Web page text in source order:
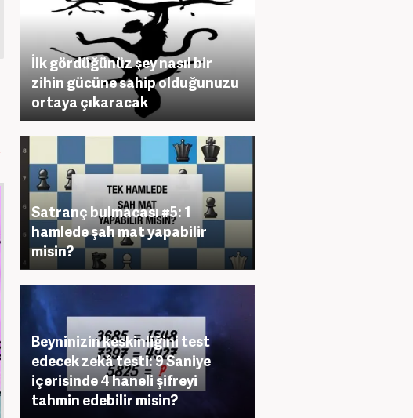
İlk gördüğünüz şey nasıl bir
zihin gücüne sahip olduğunuzu
ortaya çıkaracak
Satranç bulmacası #5: 1
hamlede şah mat yapabilir
misin?
Beyninizin keskinliğini test
edecek zekâ testi: 9 Saniye
içerisinde 4 haneli şifreyi
tahmin edebilir misin?